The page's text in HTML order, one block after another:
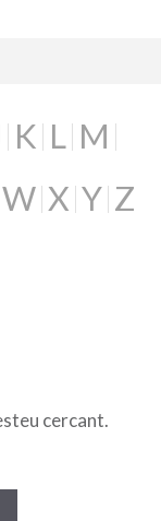
K L M
W X Y Z
cercant.